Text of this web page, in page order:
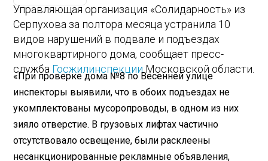
Управляющая организация «Солидарность» из
Серпухова за полтора месяца устранила 10
видов нарушений в подвале и подъездах
многоквартирного дома, сообщает пресс-
служба Госжилинспекции Московской области.
«При проверке дома №8 по Весенней улице
инспекторы выявили, что в обоих подъездах не
укомплектованы мусоропроводы, в одном из них
зияло отверстие. В грузовых лифтах частично
отсутствовало освещение, были расклеены
несанкционированные рекламные объявления,